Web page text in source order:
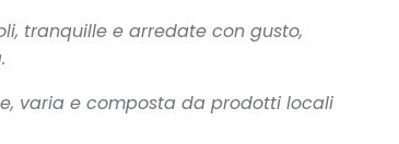
tranquille e arredate con gusto,
varia e composta da prodotti locali